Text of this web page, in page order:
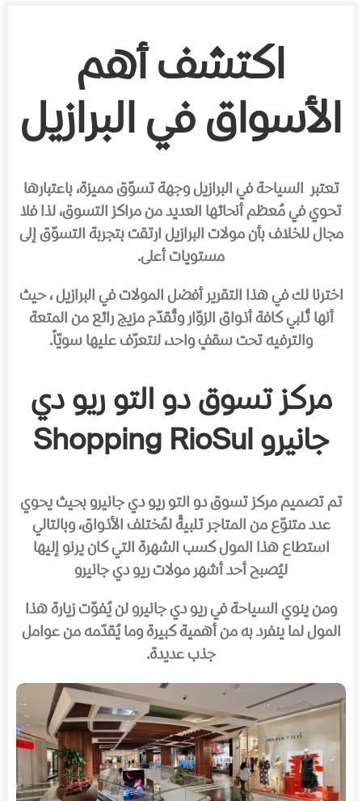
اكتشف أهم
الأسواق في البرازيل
تعتبر السياحة في البرازيل وجهة تسوّق مميزة، باعتبارها
تحوي في مُعظم أنحائها العديد من مراكز التسوق، لذا فلا
مجال للخلاف بأن مولات البرازيل ارتقت بتجربة التسوّق إلى
مستويات أعلى.
اخترنا لك في هذا التقرير أفضل المولات في البرازيل ، حيث
أنها تُلبي كافة أذواق الزوّار وتُقدّم مزيج رائع من المتعة
والترفيه تحت سقفٍ واحد، لنتعرّف عليها سويّاً.
مركز تسوق دو التو ريو دي
جانيروShopping RioSul
تم تصميم مركز تسوق دو التو ريو دي جانيرو بحيث يحوي
عدد متنوّع من المتاجر تلبيةً لمُختلف الأذواق، وبالتالي
استطاع هذا المول كسب الشهرة التي كان يرنو إليها
ليُصبح أحد أشهر مولات ريو دي جانيرو
ومن ينوي السياحة في ريو دي جانيرو لن يُفوّت زيارة هذا
المول لما ينفرد به من أهمية كبيرة وما يُقدّمه من عوامل
جذب عديدة.